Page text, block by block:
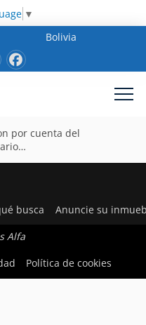
▼
Bolivia
por cuenta del
busca Anuncie su
Alfa
Política de cookies